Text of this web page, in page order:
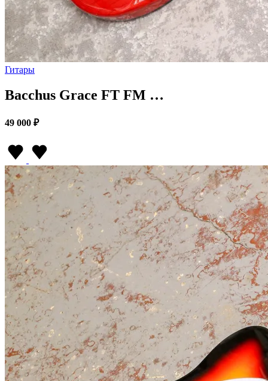
Гитары
Bacchus Grace FT FM …
49 000 ₽